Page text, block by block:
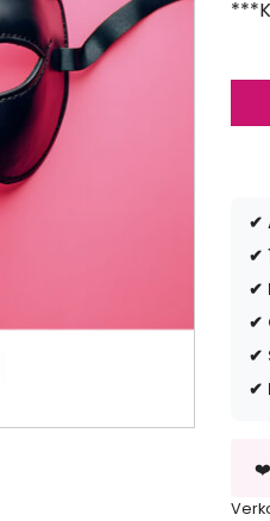
✔
✔
✔
✔
✔
✔